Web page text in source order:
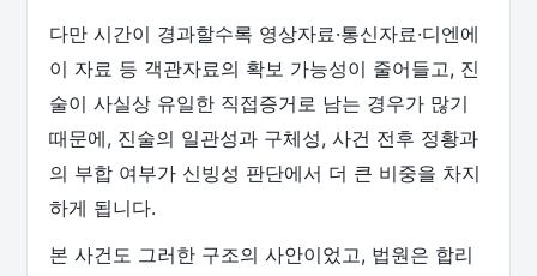
다만 시간이 경과할수록 영상자료·통신자료·디엔에
이 자료 등 객관자료의 확보 가능성이 줄어들고, 진
술이 사실상 유일한 직접증거로 남는 경우가 많기
때문에, 진술의 일관성과 구체성, 사건 전후 정황과
의 부합 여부가 신빙성 판단에서 더 큰 비중을 차지
하게 됩니다.
본 사건도 그러한 구조의 사안이었고, 법원은 합리